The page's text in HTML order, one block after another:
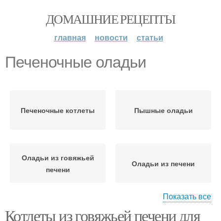
ДОМАШНИЕ РЕЦЕПТЫ
главная новости статьи
Печеночные оладьи
Печеночные котлеты Пышные оладьи
Оладьи из говяжьей
печени
Оладьи из печени
Оладьи с морковью
Показать все
Котлеты из говяжьей печени для